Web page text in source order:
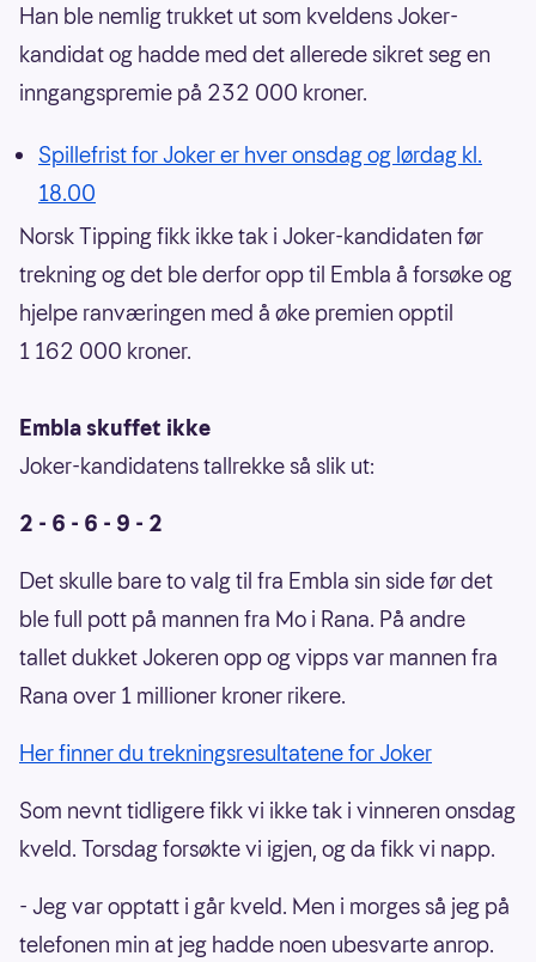
Han ble nemlig trukket ut som kveldens Joker-
kandidat og hadde med det allerede sikret seg en
inngangspremie på 232 000 kroner.
Spillefrist for Joker er hver onsdag og lørdag kl.
18.00
Norsk Tipping fikk ikke tak i Joker-kandidaten før
trekning og det ble derfor opp til Embla å forsøke og
hjelpe ranværingen med å øke premien opptil
1 162 000 kroner.
Embla skuffet ikke
Joker-kandidatens tallrekke så slik ut:
2 - 6 - 6 - 9 - 2
Det skulle bare to valg til fra Embla sin side før det
ble full pott på mannen fra Mo i Rana. På andre
tallet dukket Jokeren opp og vipps var mannen fra
Rana over 1 millioner kroner rikere.
Her finner du trekningsresultatene for Joker
Som nevnt tidligere fikk vi ikke tak i vinneren onsdag
kveld. Torsdag forsøkte vi igjen, og da fikk vi napp.
- Jeg var opptatt i går kveld. Men i morges så jeg på
telefonen min at jeg hadde noen ubesvarte anrop.